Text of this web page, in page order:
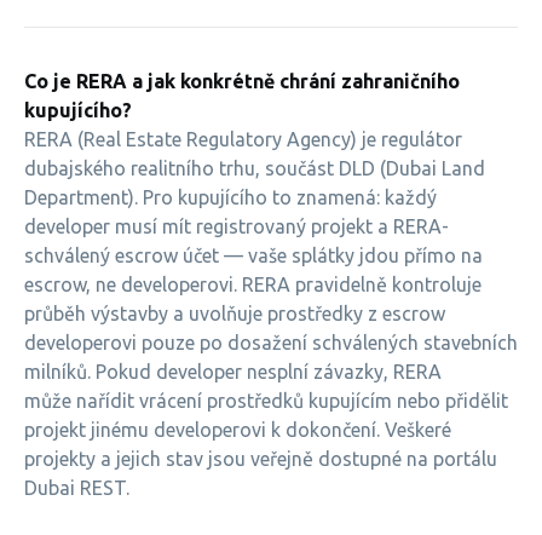
Co je RERA a jak konkrétně chrání zahraničního
kupujícího?
RERA (Real Estate Regulatory Agency) je regulátor
dubajského realitního trhu, součást DLD (Dubai Land
Department). Pro kupujícího to znamená: každý
developer musí mít registrovaný projekt a RERA-
schválený escrow účet — vaše splátky jdou přímo na
escrow, ne developerovi. RERA pravidelně kontroluje
průběh výstavby a uvolňuje prostředky z escrow
developerovi pouze po dosažení schválených stavebních
milníků. Pokud developer nesplní závazky, RERA
může nařídit vrácení prostředků kupujícím nebo přidělit
projekt jinému developerovi k dokončení. Veškeré
projekty a jejich stav jsou veřejně dostupné na portálu
Dubai REST.